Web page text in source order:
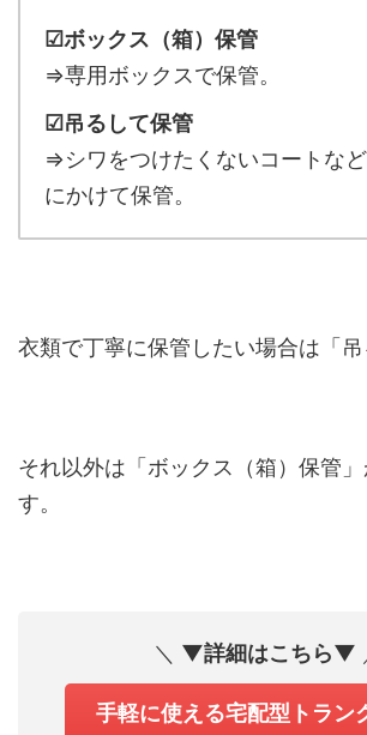
☑ボックス（箱）保管
⇒専用ボックスで保管。
☑吊るして保管
⇒シワをつけたくないコートな
にかけて保管。
衣類で丁寧に保管したい場合は「吊
それ以外は「ボックス（箱）保管
す。
＼ ▼詳細はこちら▼
手軽に使える宅配型トラン